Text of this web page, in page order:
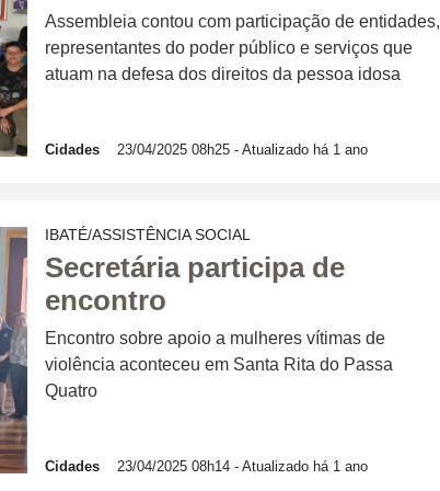
Assembleia contou com participação de entidades,
representantes do poder público e serviços que
atuam na defesa dos direitos da pessoa idosa
Cidades 23/04/2025 08h25 - Atualizado há 1 ano
IBATÉ/ASSISTÊNCIA SOCIAL
Secretária participa de
encontro
Encontro sobre apoio a mulheres vítimas de
violência aconteceu em Santa Rita do Passa
Quatro
Cidades 23/04/2025 08h14 - Atualizado há 1 ano